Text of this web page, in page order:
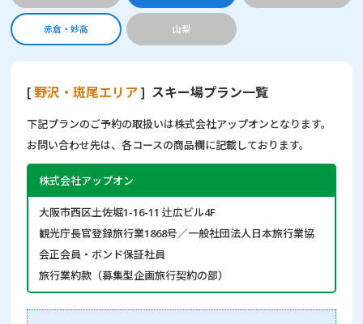
赤倉・妙高 山梨
[野沢・斑尾エリア] スキー場プラン一覧
下記プランのご予約の取扱いは株式会社アップオンとなります。
お問い合わせ先は、各コースの商品欄に記載しております。
株式会社アップオン
大阪市西区土佐堀1-16-11 辻広ビル4F
観光庁長官登録旅行業1868号／一般社団法人日本旅行業協
会正会員・ボンド保証社員
旅行業約款（募集型企画旅行契約の部）